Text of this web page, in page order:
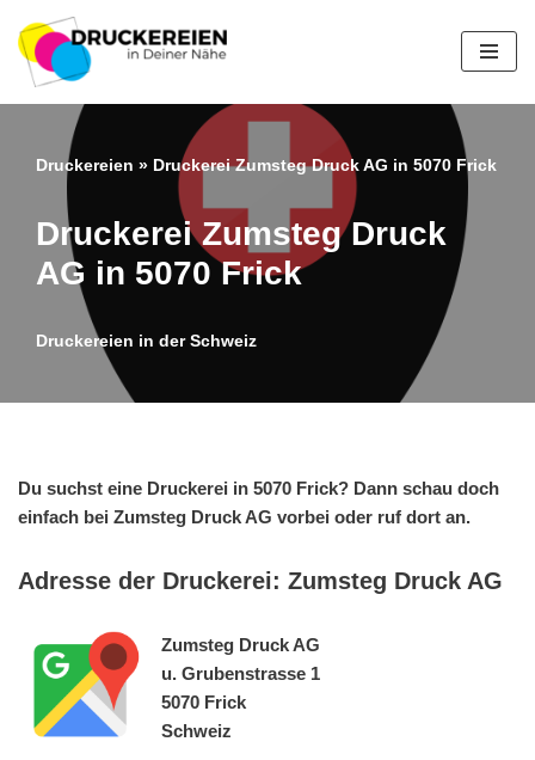
Zum
Inhalt
springen
Druckereien » Druckerei Zumsteg Druck AG in 5070 Frick
Druckerei Zumsteg Druck
AG in 5070 Frick
Druckereien in der Schweiz
Du suchst eine Druckerei in 5070 Frick? Dann schau doch
einfach bei Zumsteg Druck AG vorbei oder ruf dort an.
Adresse der Druckerei: Zumsteg Druck AG
Zumsteg Druck AG
u. Grubenstrasse 1
5070 Frick
Schweiz